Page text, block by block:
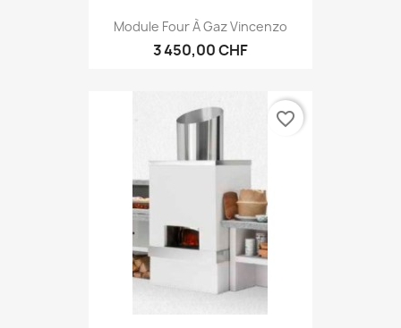
Module Four À Gaz Vincenzo
3 450,00 CHF
favorite_border